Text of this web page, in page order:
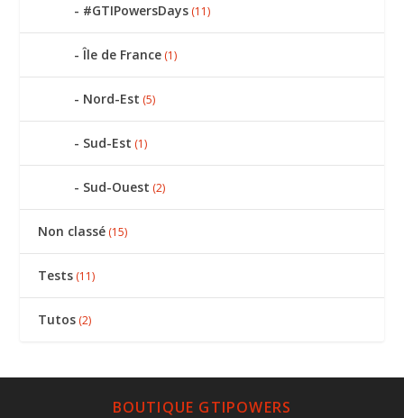
#GTIPowersDays (11)
Île de France (1)
Nord-Est (5)
Sud-Est (1)
Sud-Ouest (2)
Non classé (15)
Tests (11)
Tutos (2)
BOUTIQUE GTIPOWERS